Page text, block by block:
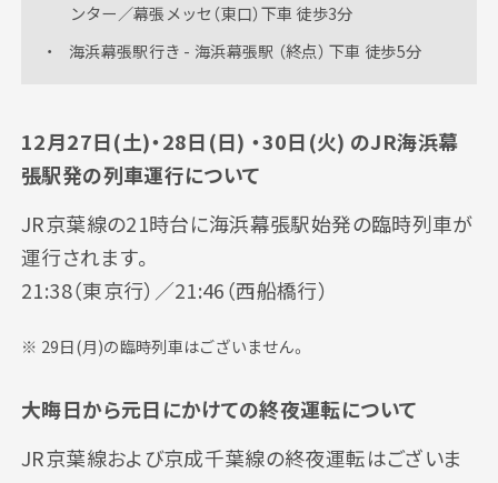
ンター／幕張メッセ（東口）下車 徒歩3分
海浜幕張駅行き - 海浜幕張駅 （終点） 下車 徒歩5分
12月27日(土)・28日(日) ・30日(火) のJR海浜幕
張駅発の列車運行について
JR京葉線の21時台に海浜幕張駅始発の臨時列車が
運行されます。
21:38（東京行）／21:46（西船橋行）
29日(月)の臨時列車はございません。
大晦日から元日にかけての終夜運転について
JR京葉線および京成千葉線の終夜運転はございま